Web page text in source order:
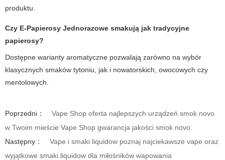
produktu.
Czy E-Papierosy Jednorazowe smakują jak tradycyjne
papierosy?
Dostępne warianty aromatyczne pozwalają zarówno na wybór
klasycznych smaków tytoniu, jak i nowatorskich, owocowych czy
mentolowych.
Poprzedni：
Vape Shop oferta najlepszych urządzeń smok novo
w Twoim mieście Vape Shop gwarancja jakości smok novo
Następny：
Vape i smaki liquidow poznaj najciekawsze vape oraz
wyjątkowe smaki liquidow dla miłośników wapowania